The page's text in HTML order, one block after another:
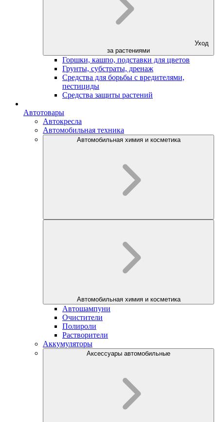
Уход
за растениями
Горшки, кашпо, подставки для цветов
Грунты, субстраты, дренаж
Средства для борьбы с вредителями,
пестициды
Средства защиты растений
Автотовары
Автокресла
Автомобильная техника
Автомобильная химия и косметика
Автомобильная химия и косметика
Автошампуни
Очистители
Полироли
Растворители
Аккумуляторы
Аксессуары автомобильные